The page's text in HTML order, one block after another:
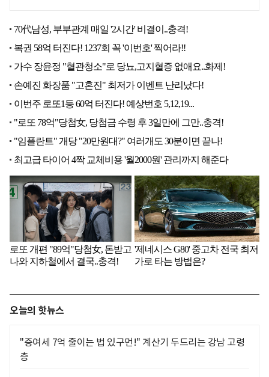
오늘의 핫뉴스
"증여세 7억 줄이는 법 있구먼!" 계산기 두드리는 강남 고령
층